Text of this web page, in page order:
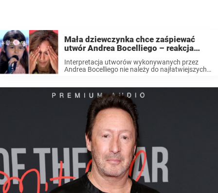
Mała dziewczynka chce zaśpiewać
utwór Andrea Bocelliego – reakcja
jurorów gdy zaczyna śpiewać mówi
wszystko
Interpretacja utworów wykonywanych przez
Andrea Bocelliego nie należy do najłatwiejszych.
milionów razy! The Voice Kids to program będący
telewizyjnym konkursem ...